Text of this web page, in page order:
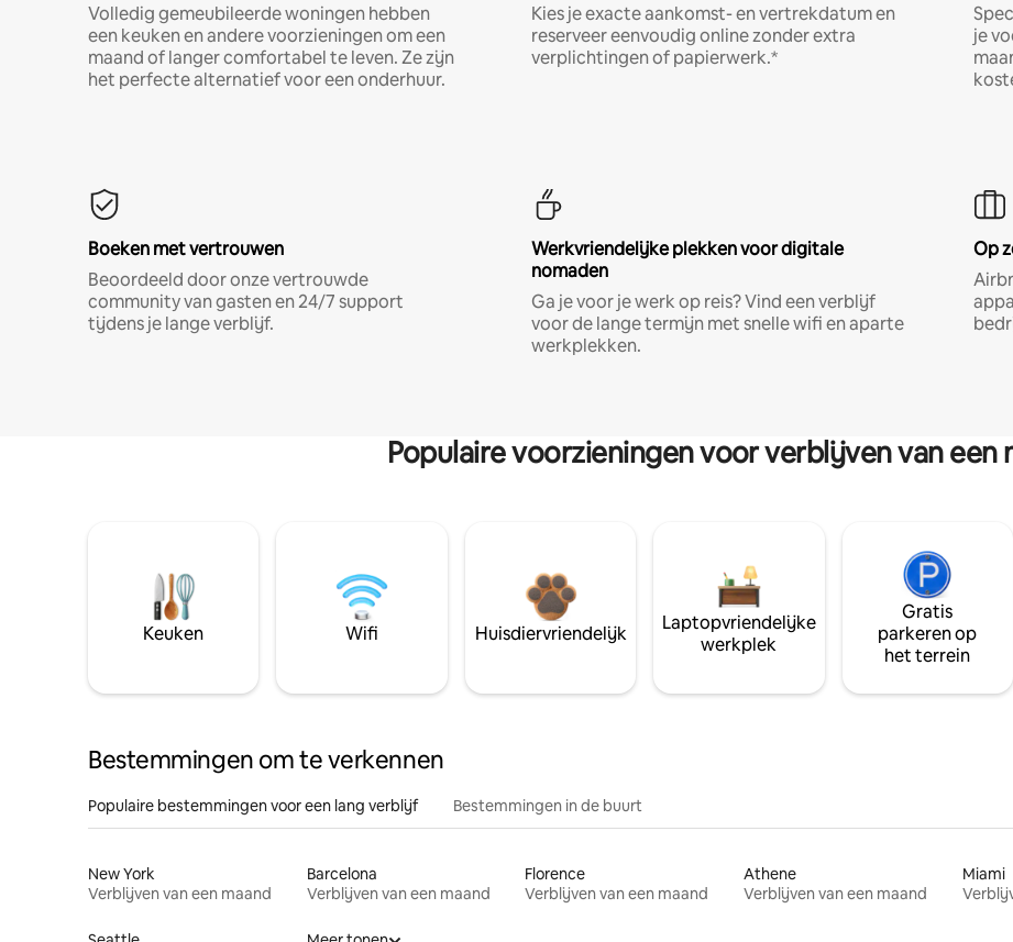
Volledig gemeubileerde woningen hebben
een keuken en andere voorzieningen om een
maand of langer comfortabel te leven. Ze zijn
het perfecte alternatief voor een onderhuur.
Kies je exacte aankomst- en vertrekdatum en
reserveer eenvoudig online zonder extra
verplichtingen of papierwerk.*
je
Boeken met vertrouwen
Beoordeeld door onze vertrouwde
community van gasten en 24/7 support
tijdens je lange verblijf.
Werkvriendelijke plekken voor digitale
nomaden
Ga je voor je werk op reis? Vind een verblijf
voor de lange termijn met snelle wifi en aparte
werkplekken.
Op
Populaire voorzieningen voor verblijven van een
Keuken Wifi Huisdiervriendelijk
Laptopvriendelijke
werkplek
Gratis
parkeren op
het terrein
Bestemmingen om te verkennen
Populaire bestemmingen voor een lang verblijf Bestemmingen in de buurt
New York
Verblijven van een maand
Barcelona
Verblijven van een maand
Florence
Verblijven van een maand
Athene
Verblijven van een maand
Miami